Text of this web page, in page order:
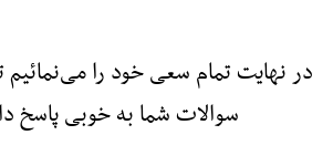
در نهایت تمام سعی خود را می‌نمائیم
سوالات شما به خوبی پاسخ